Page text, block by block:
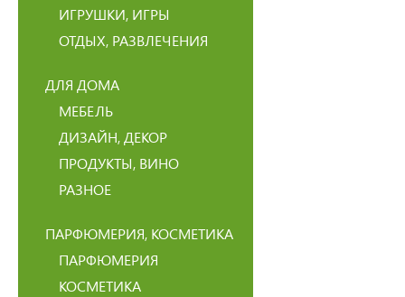
ИГРУШКИ, ИГРЫ
ОТДЫХ, РАЗВЛЕЧЕНИЯ
ДЛЯ ДОМА
МЕБЕЛЬ
ДИЗАЙН, ДЕКОР
ПРОДУКТЫ, ВИНО
РАЗНОЕ
ПАРФЮМЕРИЯ, КОСМЕТИКА
ПАРФЮМЕРИЯ
КОСМЕТИКА